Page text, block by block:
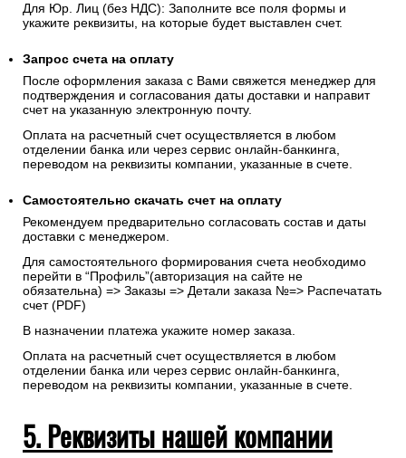
Для Юр. Лиц (без НДС): Заполните все поля формы и
укажите реквизиты, на которые будет выставлен счет.
Запрос счета на оплату
После оформления заказа с Вами свяжется менеджер для
подтверждения и согласования даты доставки и направит
счет на указанную электронную почту.
Оплата на расчетный счет осуществляется в любом
отделении банка или через сервис онлайн-банкинга,
переводом на реквизиты компании, указанные в счете.
Самостоятельно скачать счет на оплату
Рекомендуем предварительно согласовать состав и даты
доставки с менеджером.
Для самостоятельного формирования счета необходимо
перейти в “Профиль”(авторизация на сайте не
обязательна) => Заказы => Детали заказа №=> Распечатать
счет (PDF)
В назначении платежа укажите номер заказа.
Оплата на расчетный счет осуществляется в любом
отделении банка или через сервис онлайн-банкинга,
переводом на реквизиты компании, указанные в счете.
5. Реквизиты нашей компании